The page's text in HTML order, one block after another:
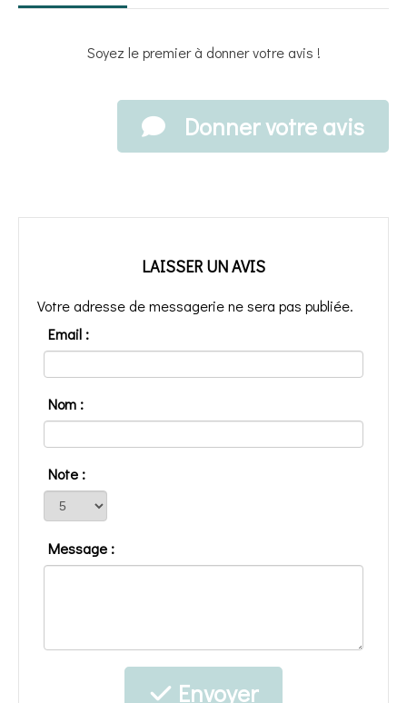
Soyez le premier à donner votre avis !
Donner votre avis
LAISSER UN AVIS
Votre adresse de messagerie ne sera pas publiée.
Email :
Nom :
Note :
Message :
Envoyer